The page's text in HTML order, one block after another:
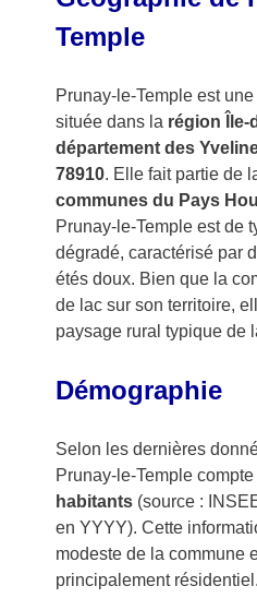
Temple
Prunay-le-Temple est une
située dans la région Île-
département des
78910. Elle fait partie de
communes du Pays
Prunay-le-Temple est de
dégradé, caractérisé par
étés doux. Bien que la
de lac sur son territoire,
paysage rural typique de
Démographie
Selon les dernières
Prunay-le-Temple
habitants(source :
en YYYY). Cette
modeste de la commune
principalement résidentiel.